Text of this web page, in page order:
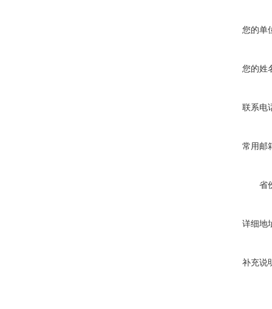
您的单
您的姓
联系电
常用邮
省
详细地
补充说